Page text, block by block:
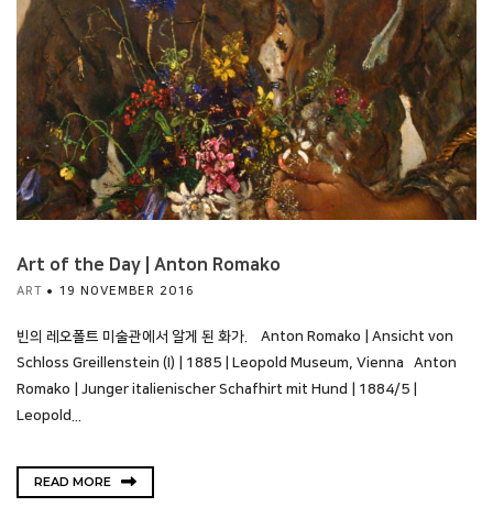
Art of the Day | Anton Romako
ART 19 NOVEMBER 2016
빈의 레오폴트 미술관에서 알게 된 화가. Anton Romako | Ansicht von
Schloss Greillenstein (I) | 1885 | Leopold Museum, Vienna Anton
Romako | Junger italienischer Schafhirt mit Hund | 1884/5 |
Leopold...
READ MORE